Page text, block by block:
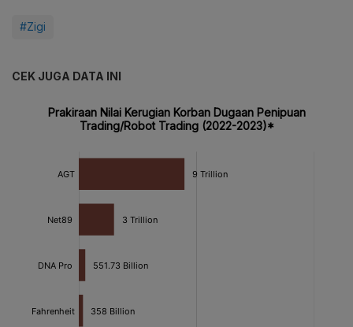
#Zigi
CEK JUGA DATA INI